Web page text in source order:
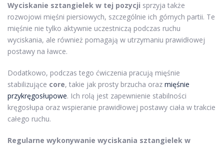
Wyciskanie sztangielek w tej pozycji sprzyja także
rozwojowi mięśni piersiowych, szczególnie ich górnych partii. Te
mięśnie nie tylko aktywnie uczestniczą podczas ruchu
wyciskania, ale również pomagają w utrzymaniu prawidłowej
postawy na ławce.
Dodatkowo, podczas tego ćwiczenia pracują mięśnie
stabilizujące core, takie jak prosty brzucha oraz mięśnie
przykręgosłupowe. Ich rolą jest zapewnienie stabilności
kręgosłupa oraz wspieranie prawidłowej postawy ciała w trakcie
całego ruchu.
Regularne wykonywanie wyciskania sztangielek w